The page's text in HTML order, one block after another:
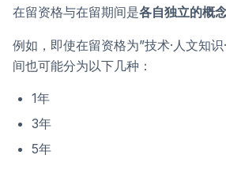
在留资格与在留期间是各自独立的概
例如，即使在留资格为”技术·人文知
间也可能分为以下几种：
1年
3年
5年